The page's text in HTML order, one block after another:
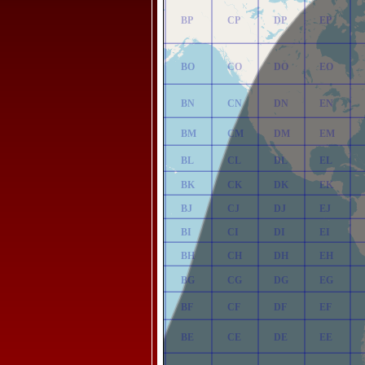
BE
BF
BG
BH
BI
BJ
BK
BL
BM
BN
BO
BP
CE
CF
CG
CH
CI
CJ
CK
CL
CM
CN
CO
CP
DE
DF
DG
DH
DI
DJ
DK
DL
DM
DN
DO
DP
EE
EF
EG
EH
EI
EJ
EK
EL
EM
EN
EO
EP